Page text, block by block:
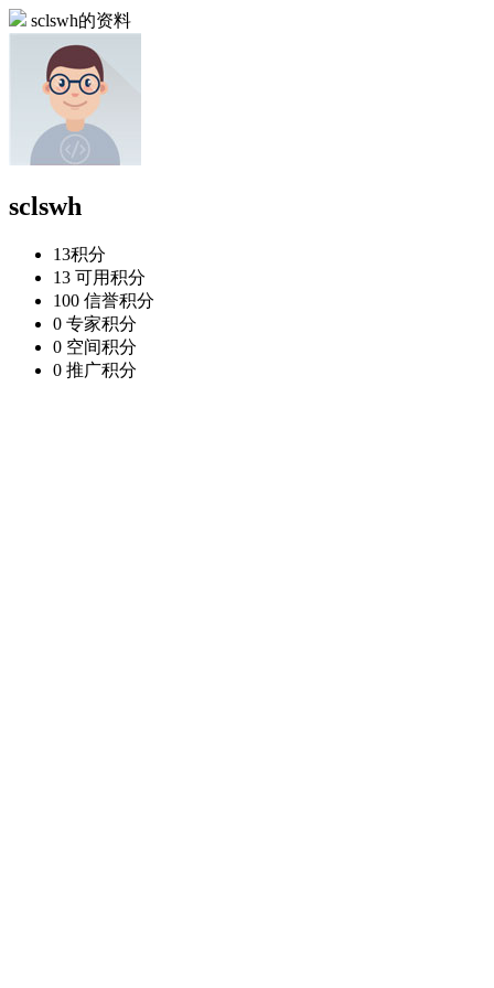
sclswh的资料
sclswh
13积分
13 可用积分
100 信誉积分
0 专家积分
0 空间积分
0 推广积分